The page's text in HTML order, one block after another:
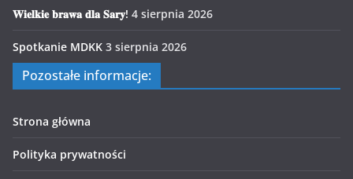
𝐖𝐢𝐞𝐥𝐤𝐢𝐞 𝐛𝐫𝐚𝐰𝐚 𝐝𝐥𝐚 𝐒𝐚𝐫𝐲! 4 sierpnia 2026
Spotkanie MDKK 3 sierpnia 2026
Pozostałe informacje:
Strona główna
Polityka prywatności